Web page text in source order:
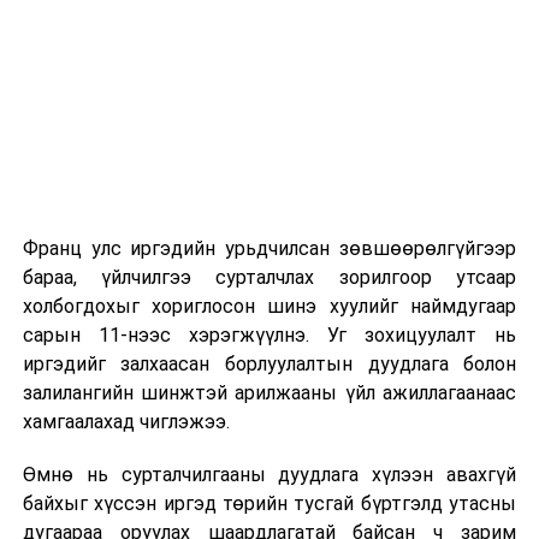
2026 оны 9 дүгээр сарын 13-наас оюутнуудыг
дотуур байранд оруулж эхэлнэ.
Сургууль, цэцэрлэгийн үйл ажиллагааны
зохицуулалт
2026 оны 8 дугаар сарын 17–28-ны өдрүүдэд
байранд элсэлт, бүртгэл болон бусад аливаа
арга хэмжээ зохион байгуулахгүй болно.
Франц улс иргэдийн урьдчилсан зөвшөөрөлгүйгээр
бараа, үйлчилгээ сурталчлах зорилгоор утсаар
холбогдохыг хориглосон шинэ хуулийг наймдугаар
сарын 11-нээс хэрэгжүүлнэ. Уг зохицуулалт нь
иргэдийг залхаасан борлуулалтын дуудлага болон
залилангийн шинжтэй арилжааны үйл ажиллагаанаас
хамгаалахад чиглэжээ.
Өмнө нь сурталчилгааны дуудлага хүлээн авахгүй
байхыг хүссэн иргэд төрийн тусгай бүртгэлд утасны
дугаараа оруулах шаардлагатай байсан ч зарим